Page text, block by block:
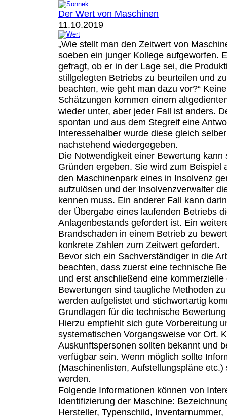
Der Wert von Maschinen
11.10.2019
„Wie stellt man den Zeitwert von
soeben ein junger Kollege aufgeworfen.
gefragt, ob er in der Lage sei, die
stillgelegten Betriebs zu beurteilen und
beachten, wie geht man dazu vor?“
Schätzungen kommen einem
wieder unter, aber jeder Fall ist anders.
spontan und aus dem Stegreif eine
Interessehalber wurde diese gleich
nachstehend wiedergegeben.
Die Notwendigkeit einer Bewertung
Gründen ergeben. Sie wird zum Beispiel
den Maschinenpark eines in Insolvenz
aufzulösen und der Insolvenzverwalter
kennen muss. Ein anderer Fall kann
der Übergabe eines laufenden Betriebs
Anlagenbestands gefordert ist. Ein
Brandschaden in einem Betrieb zu
konkrete Zahlen zum Zeitwert gefordert.
Bevor sich ein Sachverständiger in die
beachten, dass zuerst eine technische
und erst anschließend eine
Bewertungen sind taugliche Methoden
werden aufgelistet und stichwortartig
Grundlagen für die technische Bewertung
Hierzu empfiehlt sich gute Vorbereitung
systematischen Vorgangsweise vor Ort.
Auskunftspersonen sollten bekannt und
verfügbar sein. Wenn möglich sollte
(Maschinenlisten, Aufstellungspläne
werden.
Folgende Informationen können von
Identifizierung der Maschine:
Hersteller, Typenschild,